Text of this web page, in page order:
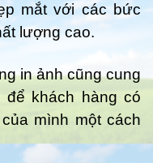
mắt với các bức
lượng cao.
in ảnh cũng cung
khách hàng có
mình một cách